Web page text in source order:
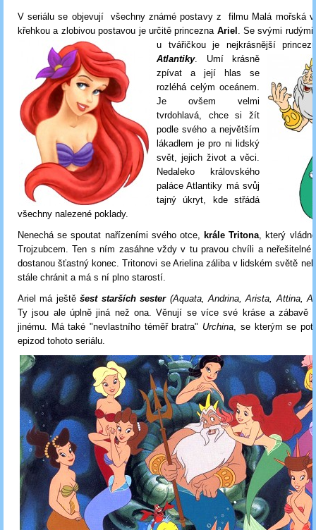
V seriálu se objevují všechny známé postavy z filmu Malá mořská
křehkou a zlobivou postavou je určitě princezna Ariel . Se svými
u tvářičkou je nejkrásnější
Atlantiky. Umí krásně
zpívat a její hlas se
rozléhá celým oceánem.
Je ovšem velmi
tvrdohlavá, chce si žít
podle svého a největším
lákadlem je pro ni lidský
svět, jejich život a věci.
Nedaleko královského
paláce Atlantiky má svůj
tajný úkryt, kde střádá
všechny nalezené poklady.
Nenechá se spoutat nařízeními svého otce,krále Tritona , který
Trojzubcem. Ten s ním zasáhne vždy v tu pravou chvíli a neřešitelné
dostanou šťastný konec. Tritonovi se Arielina záliba v lidském světě
stále chránit a má s ní plno starostí.
Ariel má ještěšest starších sester(Aquata, Andrina, Arista, Attina,
Ty jsou ale úplně jiná než ona. Věnují se více své kráse a zábavě
jinému. Má také "nevlastního téměř bratra" Urchina , se kterým se
epizod tohoto seriálu.